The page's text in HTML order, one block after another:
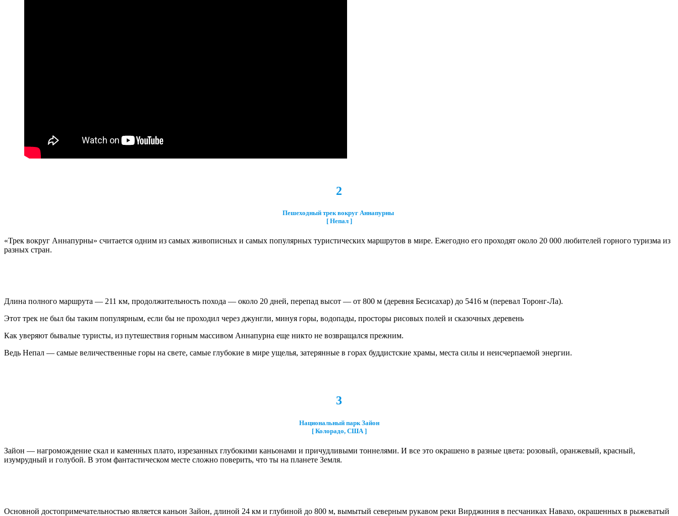
2
Пешеходный трек вокруг Аннапурны
[ Непал ]
«Трек вокруг Аннапурны» считается одним из самых живописных и самых популярных туристических маршрутов в мире. Ежегодно его проходят около 20 000 любителей горного туризма из
разных стран.
Длина полного маршрута — 211 км, продолжительность похода — около 20 дней, перепад высот — от 800 м (деревня Бесисахар) до 5416 м (перевал Торонг-Ла).
Этот трек не был бы таким популярным, если бы не проходил через джунгли, минуя горы, водопады, просторы рисовых полей и сказочных деревень
Как уверяют бывалые туристы, из путешествия горным массивом Аннапурна еще никто не возвращался прежним.
Ведь Непал — самые величественные горы на свете, самые глубокие в мире ущелья, затерянные в горах буддистские храмы, места силы и неисчерпаемой энергии.
3
Национальный парк Зайон
[ Колорадо, США ]
Зайон — нагромождение скал и каменных плато, изрезанных глубокими каньонами и причудливыми тоннелями. И все это окрашено в разные цвета: розовый, оранжевый, красный,
изумрудный и голубой. В этом фантастическом месте сложно поверить, что ты на планете Земля.
Основной достопримечательностью является каньон Зайон, длиной 24 км и глубиной до 800 м, вымытый северным рукавом реки Вирджиния в песчаниках Навахо, окрашенных в рыжеватый